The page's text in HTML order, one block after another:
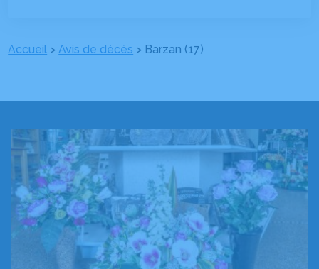
Accueil >Avis de décès > Barzan (17)